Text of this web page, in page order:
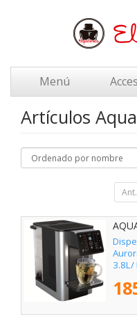
Menú
Artículos
Ant.
3.8L/